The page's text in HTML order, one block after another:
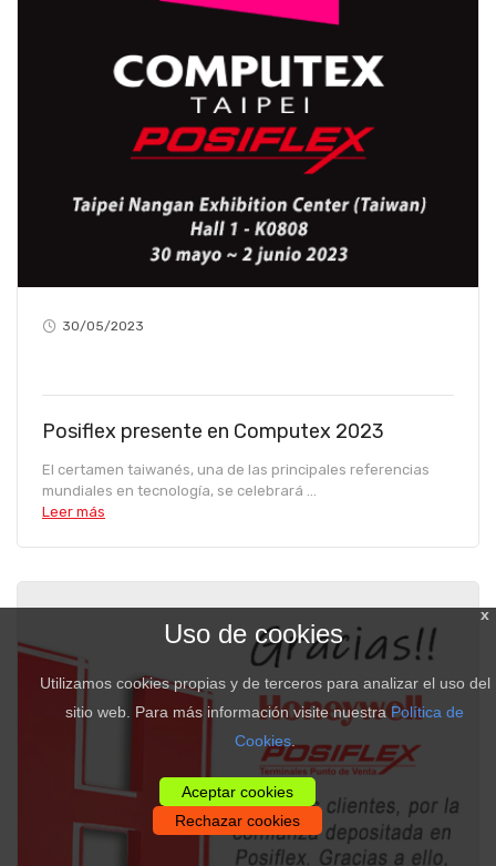
30/05/2023
Posiflex presente en Computex 2023
El certamen taiwanés, una de las principales referencias
mundiales en tecnología, se celebrará ...
Leer más
x
Uso de cookies
Utilizamos cookies propias y de terceros para analizar el uso del
sitio web. Para más información visite nuestra Política de
Cookies.
Aceptar cookies
Rechazar cookies